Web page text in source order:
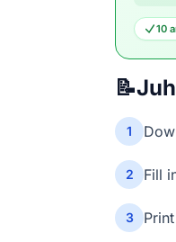
10
📝
1
2 Fill
3